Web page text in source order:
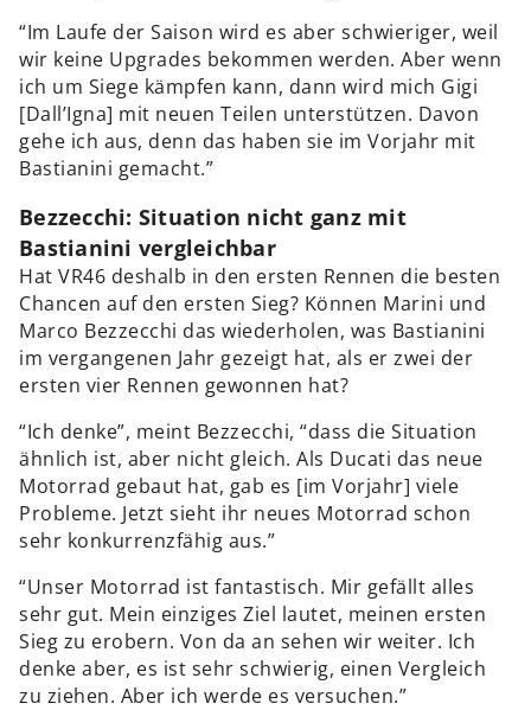
“Im Laufe der Saison wird es aber schwieriger, weil
wir keine Upgrades bekommen werden. Aber wenn
ich um Siege kämpfen kann, dann wird mich Gigi
[Dall’Igna] mit neuen Teilen unterstützen. Davon
gehe ich aus, denn das haben sie im Vorjahr mit
Bastianini gemacht.”
Bezzecchi: Situation nicht ganz mit
Bastianini vergleichbar
Hat VR46 deshalb in den ersten Rennen die besten
Chancen auf den ersten Sieg? Können Marini und
Marco Bezzecchi das wiederholen, was Bastianini
im vergangenen Jahr gezeigt hat, als er zwei der
ersten vier Rennen gewonnen hat?
“Ich denke”, meint Bezzecchi, “dass die Situation
ähnlich ist, aber nicht gleich. Als Ducati das neue
Motorrad gebaut hat, gab es [im Vorjahr] viele
Probleme. Jetzt sieht ihr neues Motorrad schon
sehr konkurrenzfähig aus.”
“Unser Motorrad ist fantastisch. Mir gefällt alles
sehr gut. Mein einziges Ziel lautet, meinen ersten
Sieg zu erobern. Von da an sehen wir weiter. Ich
denke aber, es ist sehr schwierig, einen Vergleich
zu ziehen. Aber ich werde es versuchen.”